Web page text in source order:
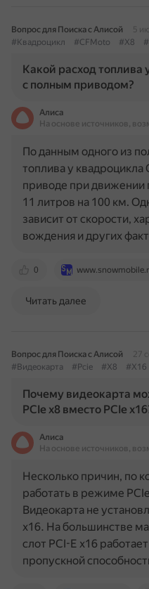
Вопрос для Поиска с Алисой
5
#Квадроцикл
#CFMoto #X8
Какой расход топлива
с полным приводом?
Алиса
На основе источников,
0
По данным одного из
топлива у квадроцикла
приводе при движении
11 литров на 100 км.
зависит от скорости,
вождения и других
Читать далее
Вопрос для Поиска с Алисой
27
#Видеокарта
#Pcie #X8 #X16
Почему видеокарта
PCIe x8 вместо PCIe
Алиса
На основе источников,
Несколько причин, по
работать в режиме
Видеокарта не
x16. На большинстве
слот PCI-E x16
пропускной